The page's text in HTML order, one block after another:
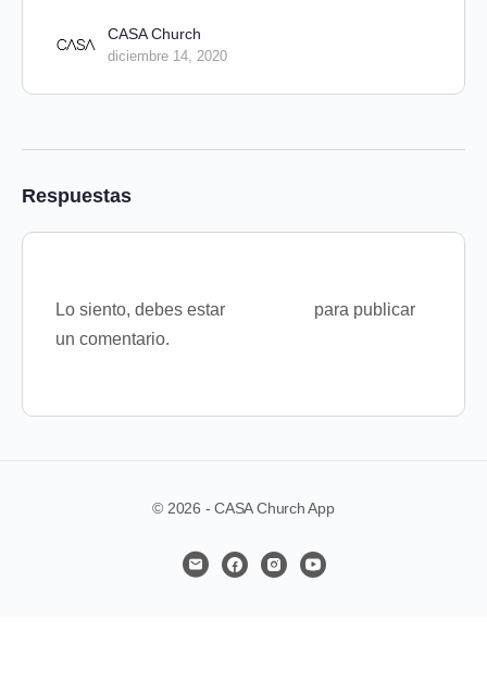
CASA Church
diciembre 14, 2020
Respuestas
Lo siento, debes estar
para publicar
un comentario.
© 2026 - CASA Church App